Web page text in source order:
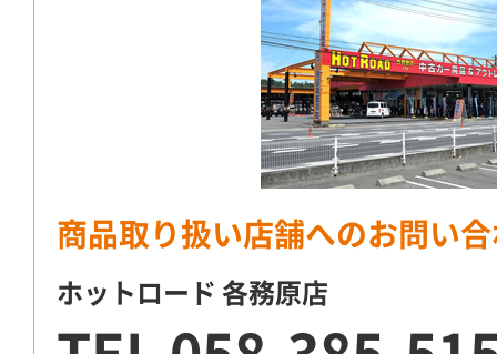
商品取り扱い店舗へのお問い
ホットロード 各務原店